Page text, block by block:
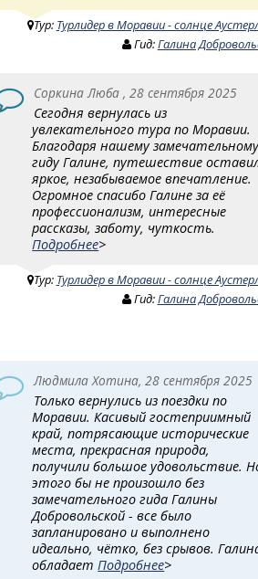
Тур: Турлидер в Моравии - солнце
Гид:Галина
Соркина Люба , 28 сентября 2025
Сегодня вернулась из
увлекательного тура по Моравии.
Благодаря нашему
гиду Галине, путешествие
яркое, незабываемое впечатление.
Огромное спасибо Галине за её
профессионализм, интересные
рассказы, заботу, чуткость.
Подробнее>
Тур: Турлидер в Моравии - солнце
Гид:Галина
Людмила Хотина, 28 сентября 2025
Только вернулись из поездки по
Моравии. Касивый гостеприимный
край, потрясающие исторические
места, прекрасная природа,
получили большое удовольствие.
этого бы не произошло без
замечательного гида Галины
Добровольской - все было
запланировано и выполнено
идеально, чётко, без срывов.
обладает Подробнее>